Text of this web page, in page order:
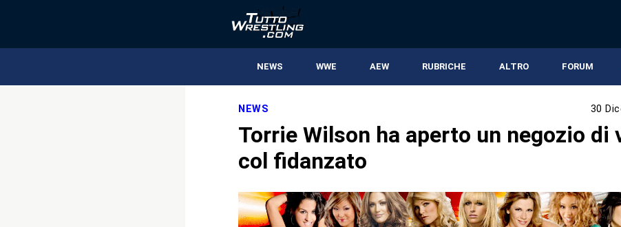
NEWS WWE AEW RUBRICHE ALTRO FORUM
NEWS 30
Torrie Wilson ha aperto un negozio di
col fidanzato